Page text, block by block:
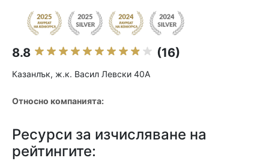
8.8 (16)
Казанлък, ж.к. Васил Левски 40А
Относно компанията:
Ресурси за изчисляване на
рейтингите: